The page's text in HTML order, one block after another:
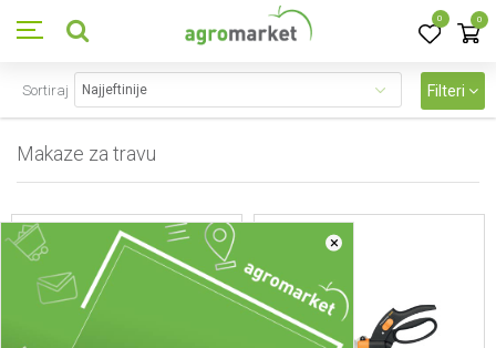
0 0
×
Makaze za travu
Sortiraj Filteri